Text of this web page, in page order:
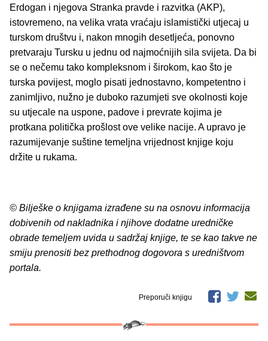
Erdogan i njegova Stranka pravde i razvitka (AKP),
istovremeno, na velika vrata vraćaju islamistički utjecaj u
turskom društvu i, nakon mnogih desetljeća, ponovno
pretvaraju Tursku u jednu od najmoćnijih sila svijeta. Da bi
se o nečemu tako kompleksnom i širokom, kao što je
turska povijest, moglo pisati jednostavno, kompetentno i
zanimljivo, nužno je duboko razumjeti sve okolnosti koje
su utjecale na uspone, padove i prevrate kojima je
protkana politička prošlost ove velike nacije. A upravo je
razumijevanje suštine temeljna vrijednost knjige koju
držite u rukama.
© Bilješke o knjigama izrađene su na osnovu informacija
dobivenih od nakladnika i njihove dodatne uredničke
obrade temeljem uvida u sadržaj knjige, te se kao takve ne
smiju prenositi bez prethodnog dogovora s uredništvom
portala.
Preporuči knjigu